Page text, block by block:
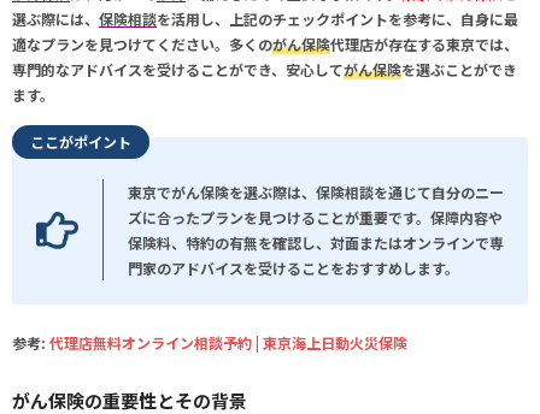
選ぶ際には、 保険相談を活用し、上記のチェックポイントを参考に、自身に最
適なプランを見つけてください。多くのがん保険代理店が存在する東京では、
専門的なアドバイスを受けることができ、安心してがん保険を選ぶことができ
ます。
ここがポイント
東京でがん保険を選ぶ際は、保険相談を通じて自分のニー
ズに合ったプランを見つけることが重要です。保障内容や
保険料、特約の有無を確認し、対面またはオンラインで専
門家のアドバイスを受けることをおすすめします。
参考: 代理店無料オンライン相談予約 | 東京海上日動火災保険
がん保険の重要性とその背景